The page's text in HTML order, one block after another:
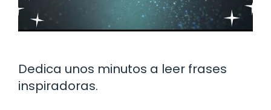
Dedica unos minutos a leer frases
inspiradoras.